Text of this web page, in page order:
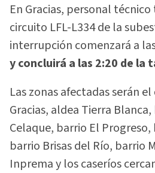
En Gracias, personal
circuito LFL-L334 de la
interrupción comenzará a
y concluirá a las 2:20 de la
Las zonas afectadas serán
Gracias, aldea Tierra
Celaque, barrio El Progreso,
barrio Brisas del Río, barrio
Inprema y los caseríos